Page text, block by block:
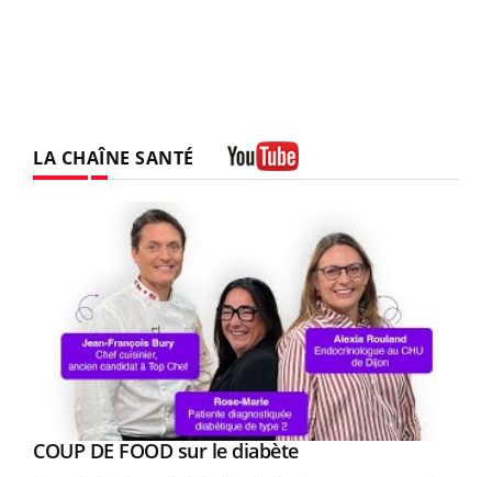
LA CHAÎNE SANTÉ
Youtube
COUP DE FOOD sur le diabèteYoutube